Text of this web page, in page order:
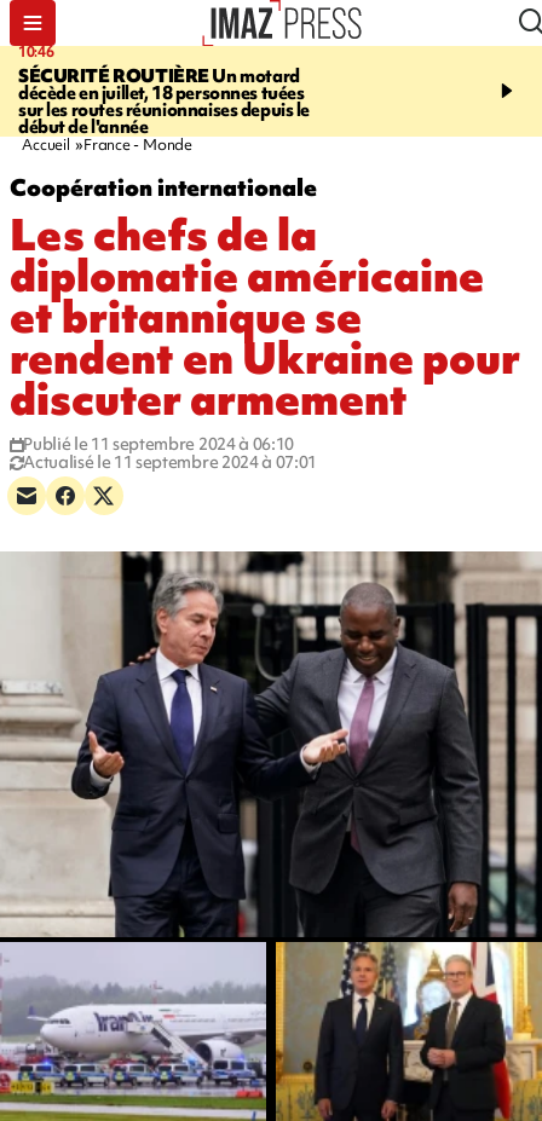
10:46
SÉCURITÉ ROUTIÈREUn motard
décède en juillet, 18 personnes tuées
sur les routes réunionnaises depuis le
début de l'année
13:49
mineurs - un courrier
Accueil France - Monde
Coopération internationale
Les chefs de la
diplomatie américaine
et britannique se
rendent en Ukraine pour
discuter armement
Publié le 11 septembre 2024 à 06:10
Actualisé le 11 septembre 2024 à 07:01